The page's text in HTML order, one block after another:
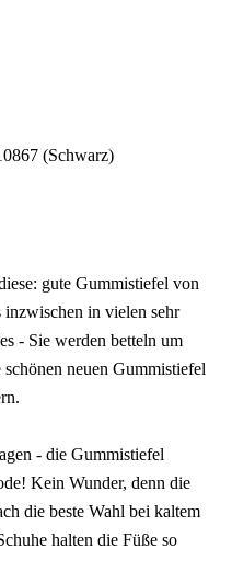
(Schwarz)
gute Gummistiefel von
in vielen sehr
- Sie werden betteln um
neuen Gummistiefel
- die Gummistiefel
Kein Wunder, denn die
die beste Wahl bei kaltem
halten die Füße so